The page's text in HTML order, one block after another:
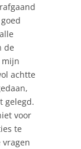
de
mijn
achtte
gelegd.
voor
te
vragen